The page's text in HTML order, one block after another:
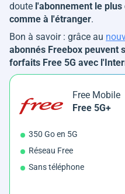
doute l'abonnement le
comme à l'étranger.
Bon à savoir : grâce au
abonnés Freebox peuvent
forfaits Free 5G avec
Free Mobile
Free 5G+
350 Go en 5G
Réseau Free
Sans téléphone